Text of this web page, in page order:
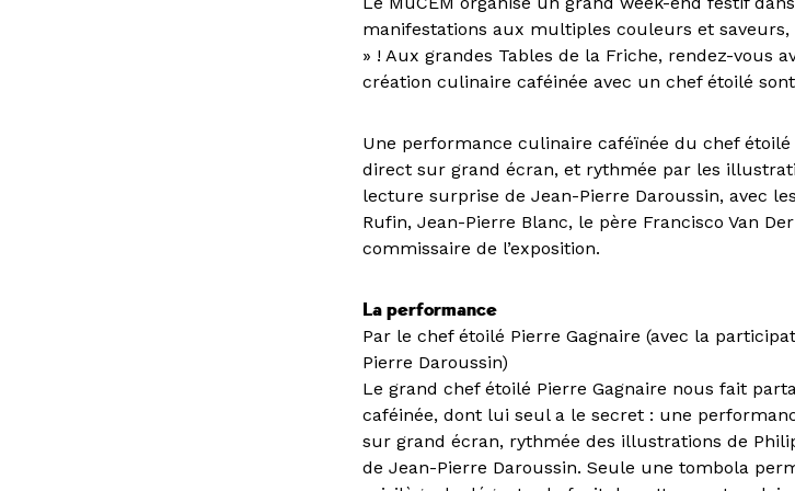
manifestations aux multiples couleurs et saveurs,
» ! Aux grandes Tables de la Friche, rendez-vous
création culinaire caféinée avec un chef étoilé
Une performance culinaire caféïnée du chef
direct sur grand écran, et rythmée par les
lecture surprise de Jean-Pierre Daroussin, avec
Rufin, Jean-Pierre Blanc, le père Francisco Van
commissaire de l’exposition.
La performance
Par le chef étoilé Pierre Gagnaire (avec la
Pierre Daroussin)
Le grand chef étoilé Pierre Gagnaire nous fait
caféinée, dont lui seul a le secret : une
sur grand écran, rythmée des illustrations de
de Jean-Pierre Daroussin. Seule une tombola